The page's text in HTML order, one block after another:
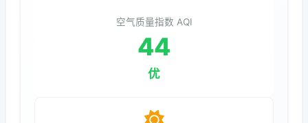
空气质量指数 AQI
44
优